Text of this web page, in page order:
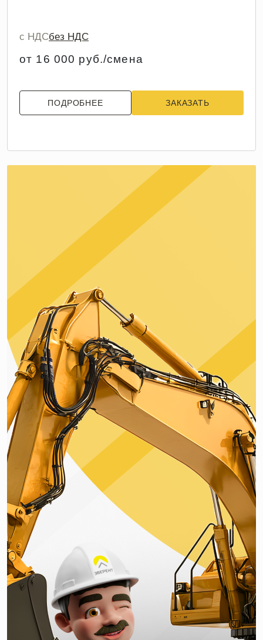
с НДСбез НДС
от 16 000 руб./смена
ПОДРОБНЕЕ ЗАКАЗАТЬ